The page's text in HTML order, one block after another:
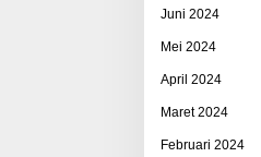
Juni 2024
Mei 2024
April 2024
Maret 2024
Februari 2024